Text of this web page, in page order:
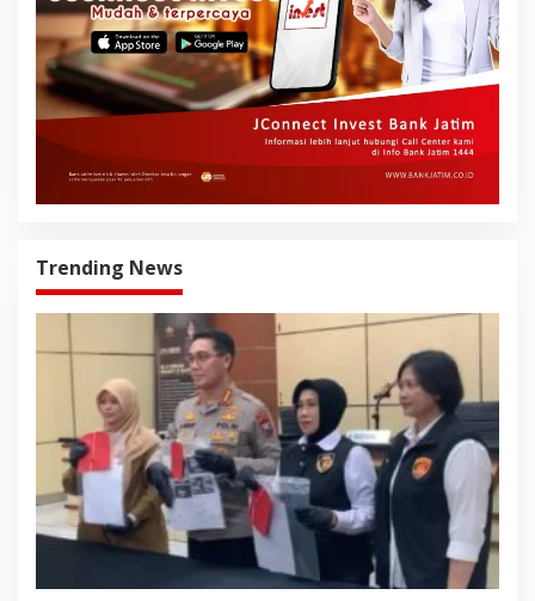
Trending News